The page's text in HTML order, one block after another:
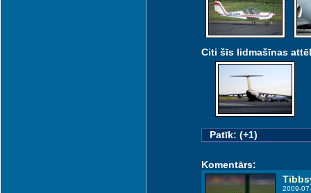
Citi šīs lidmašīnas
Patīk: (+1)
Komentārs:
2009-